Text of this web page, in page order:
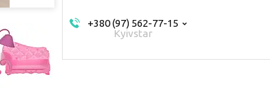
+380 (97) 562-77-15
Kyivstar